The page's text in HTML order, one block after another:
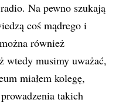
Na pewno szukają
coś mądrego i
również
wtedy musimy uważać,
miałem kolegę,
takich